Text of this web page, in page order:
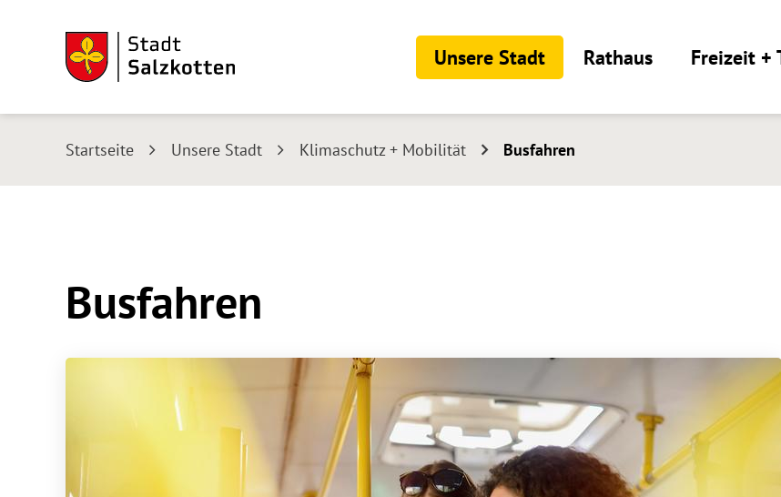
Unsere Stadt Rathaus Freizeit +
Startseite Unsere Stadt Klimaschutz + Mobilität Busfahren
Busfahren